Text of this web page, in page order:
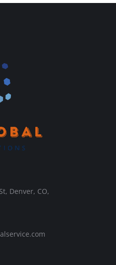
Denver, CO,